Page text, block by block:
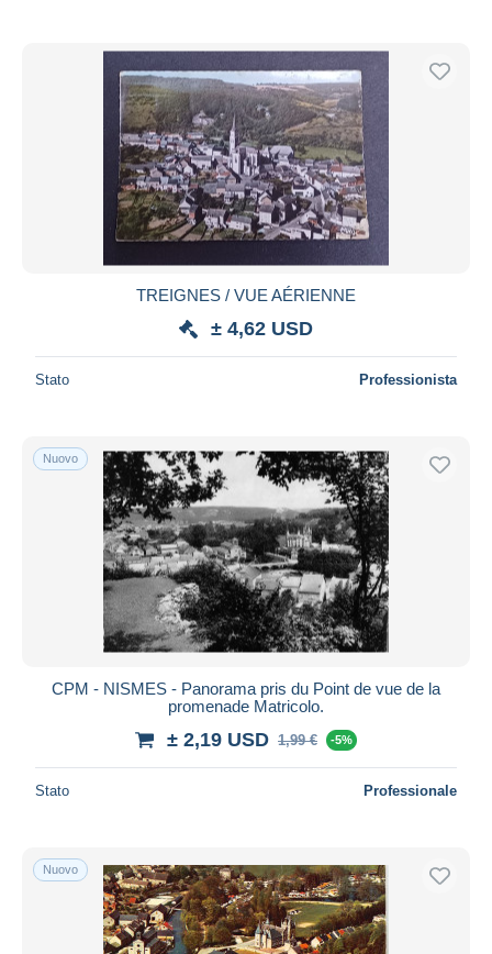
TREIGNES / VUE AÉRIENNE
± 4,62 USD
Stato Professionista
Nuovo
CPM - NISMES - Panorama pris du Point de vue de la
promenade Matricolo.
± 2,19 USD 1,99 € -5%
Stato Professionale
Nuovo